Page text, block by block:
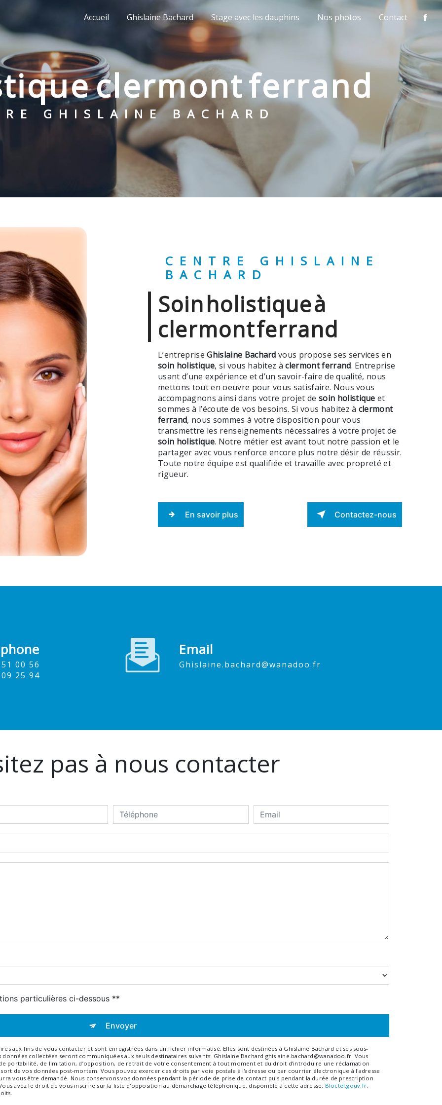
Accueil Ghislaine Bachard Stage avec les dauphins Nos photos Contact
clermont ferrand
GHISLAINE BACHARD
CENTRE GHISLAINE
BACHARD
soin holistique à
clermont ferrand
L’entrepriseGhislaine Bachard vous propose ses services en
soin holistique, si vous habitez àclermont ferrand. Entreprise
usant d’une expérience et d’un savoir-faire de qualité, nous
mettons tout en oeuvre pour vous satisfaire. Nous vous
accompagnons ainsi dans votre projet de soin holistique et
sommes à l’écoute de vos besoins. Si vous habitez à clermont
ferrand, nous sommes à votre disposition pour vous
transmettre les renseignements nécessaires à votre projet de
soin holistique. Notre métier est avant tout notre passion et le
partager avec vous renforce encore plus notre désir de réussir.
Toute notre équipe est qualifiée et travaille avec propreté et
rigueur.
En savoir plus Contactez-nous
51 00 56
09 25 94
Email
ghislaine.bachard@wanadoo.fr
pas à nous contacter
particulières ci-dessous **
Envoyer
aux fins de vous contacter et sont enregistrées dans un fichier informatisé. Elles sont destinées à Ghislaine Bachard et ses sous-
collectées seront communiquées aux seuls destinataires suivants: Ghislaine Bachard ghislaine.bachard@wanadoo.fr. Vous
portabilité, de limitation, d’opposition, de retrait de votre consentement à tout moment et du droit d’introduire une réclamation
de vos données post-mortem. Vous pouvez exercer ces droits par voie postale à l'adresse ou par courrier électronique à l'adresse
vous être demandé. Nous conservons vos données pendant la période de prise de contact puis pendant la durée de prescription
avez le droit de vous inscrire sur la liste d'opposition au démarchage téléphonique, disponible à cette adresse:
Bloctel.gouv.fr